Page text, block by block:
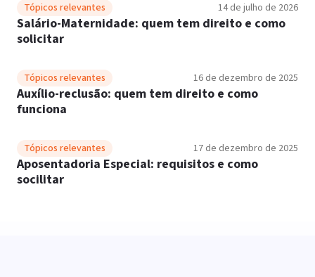
Tópicos relevantes 14 de julho de 2026
Salário-Maternidade: quem tem direito e como
solicitar
Tópicos relevantes 16 de dezembro de 2025
Auxílio-reclusão: quem tem direito e como
funciona
Tópicos relevantes 17 de dezembro de 2025
Aposentadoria Especial: requisitos e como
socilitar